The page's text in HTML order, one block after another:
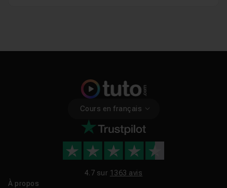
Cours en français
4.7 sur 1363 avis
À propos